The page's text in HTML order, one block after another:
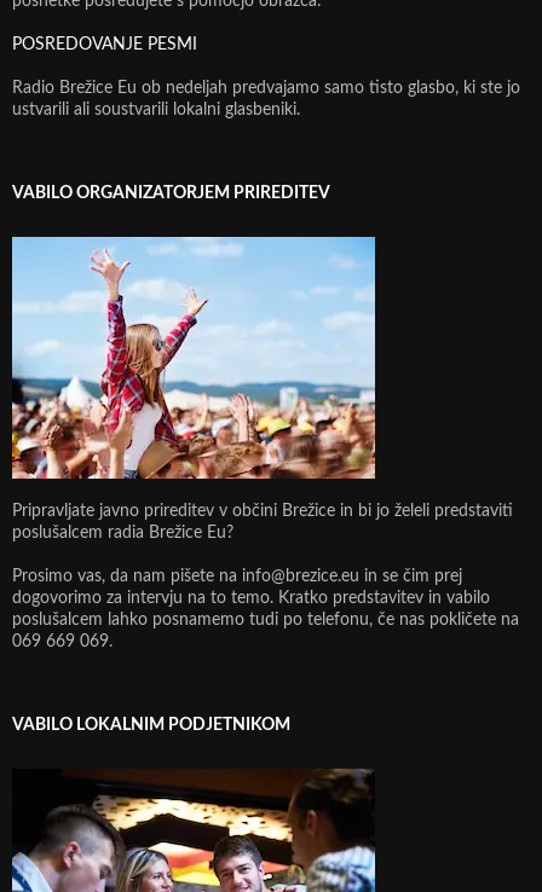
POSREDOVANJE PESMI
Radio Brežice Eu ob nedeljah predvajamo samo tisto glasbo, ki ste jo
ustvarili ali soustvarili lokalni glasbeniki.
VABILO ORGANIZATORJEM PRIREDITEV
Pripravljate javno prireditev v občini Brežice in bi jo želeli predstaviti
poslušalcem radia Brežice Eu?
Prosimo vas, da nam pišete na info@brezice.eu in se čim prej
dogovorimo za intervju na to temo. Kratko predstavitev in vabilo
poslušalcem lahko posnamemo tudi po telefonu, če nas pokličete na
069 669 069.
VABILO LOKALNIM PODJETNIKOM